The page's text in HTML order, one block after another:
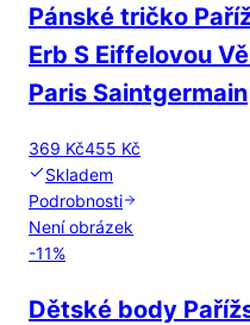
Pánské tričko
Erb S Eiffelovou
Paris Saintgermain
369 Kč455 Kč
Skladem
Podrobnosti
Není obrázek
-11%
Dětské body